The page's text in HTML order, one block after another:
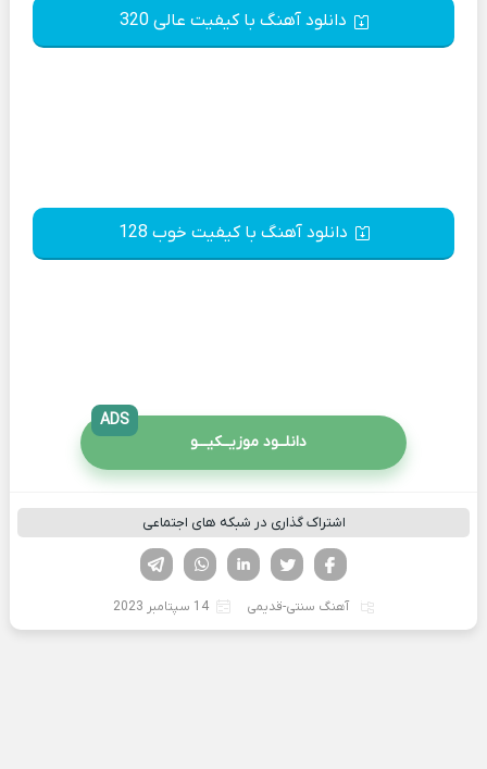
دانلود آهنگ با کیفیت عالی 320
دانلود آهنگ با کیفیت خوب 128
دانلــود موزیــکیـــو
ADS
اشتراک گذاری در شبکه های اجتماعی
لینکدین تویتر
فیسوک
آهنگ سنتی-قدیمی 14 سپتامبر 2023